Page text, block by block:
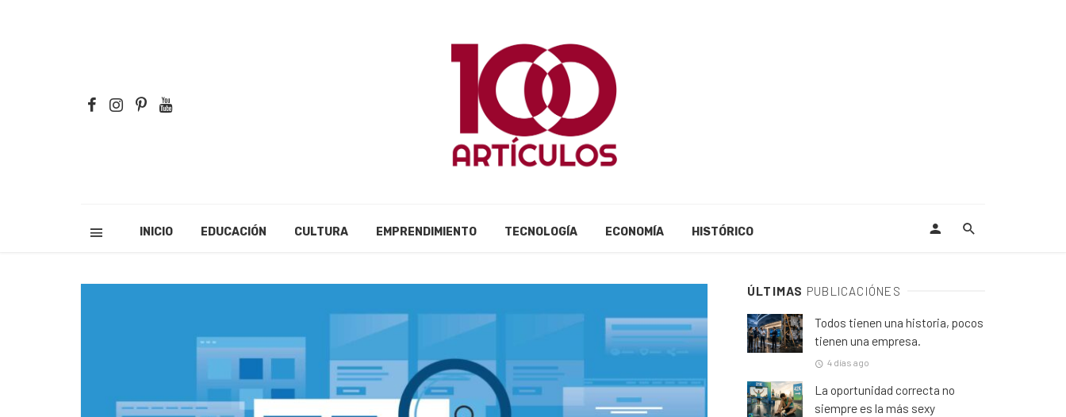
INICIO EDUCACIÓN CULTURA EMPRENDIMIENTO TECNOLOGÍA ECONOMÍA HISTÓRICO
ÚLTIMAS PUBLICACIÓNES
Todos tienen una historia, pocos
tienen una empresa.
4 días ago
La oportunidad correcta no
siempre es la más sexy